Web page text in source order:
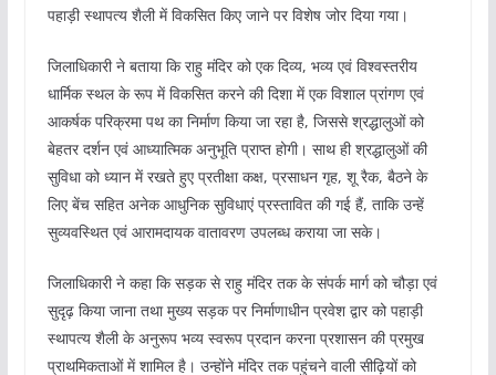
पहाड़ी स्थापत्य शैली में विकसित किए जाने पर विशेष जोर दिया गया।
जिलाधिकारी ने बताया कि राहु मंदिर को एक दिव्य, भव्य एवं विश्वस्तरीय
धार्मिक स्थल के रूप में विकसित करने की दिशा में एक विशाल प्रांगण एवं
आकर्षक परिक्रमा पथ का निर्माण किया जा रहा है, जिससे श्रद्धालुओं को
बेहतर दर्शन एवं आध्यात्मिक अनुभूति प्राप्त होगी। साथ ही श्रद्धालुओं की
सुविधा को ध्यान में रखते हुए प्रतीक्षा कक्ष, प्रसाधन गृह, शू रैक, बैठने के
लिए बेंच सहित अनेक आधुनिक सुविधाएं प्रस्तावित की गई हैं, ताकि उन्हें
सुव्यवस्थित एवं आरामदायक वातावरण उपलब्ध कराया जा सके।
जिलाधिकारी ने कहा कि सड़क से राहु मंदिर तक के संपर्क मार्ग को चौड़ा एवं
सुदृढ़ किया जाना तथा मुख्य सड़क पर निर्माणाधीन प्रवेश द्वार को पहाड़ी
स्थापत्य शैली के अनुरूप भव्य स्वरूप प्रदान करना प्रशासन की प्रमुख
प्राथमिकताओं में शामिल है। उन्होंने मंदिर तक पहुंचने वाली सीढ़ियों को